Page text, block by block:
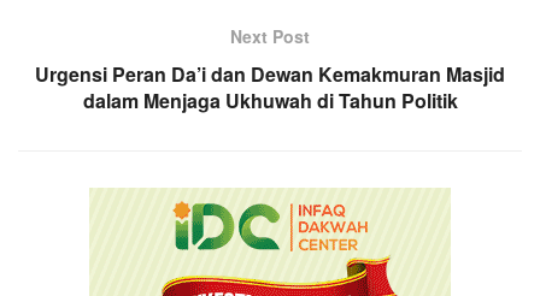
Next Post
Urgensi Peran Da’i dan Dewan Kemakmuran Masjid
dalam Menjaga Ukhuwah di Tahun Politik